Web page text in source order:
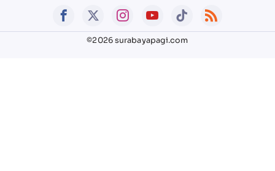
©2026 surabayapagi.com